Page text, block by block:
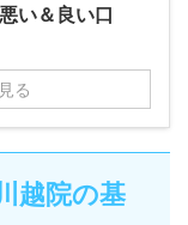
い＆良い口
る
越院の基